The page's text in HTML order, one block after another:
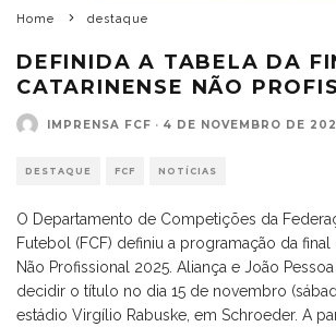
Home destaque
DEFINIDA A TABELA DA
CATARINENSE NÃO
IMPRENSA FCF · 4 DE NOVEMBRO DE
DESTAQUE FCF NOTÍCIAS
O Departamento de Competições da
Futebol (FCF) definiu a programação da final
Não Profissional 2025. Aliança e João
decidir o título no dia 15 de novembro
estádio Virgílio Rabuske, em Schroeder. A